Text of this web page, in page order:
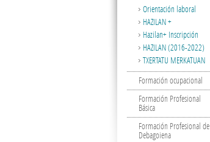
Orientación laboral
HAZILAN +
Hazilan+ Inscripción
HAZILAN (2016-2022)
TXERTATU MERKATUAN
Formación ocupacional
Formación Profesional
Básica
Formación Profesional de
Debagoiena